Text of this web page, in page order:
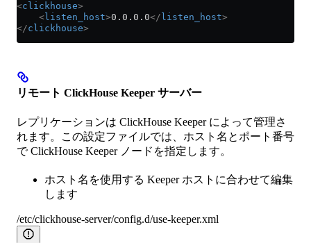
<clickhouse>
    <
listen_host>0.0.0.0</ listen_host>
</clickhouse>
リモート ClickHouse Keeper サーバー
レプリケーションは ClickHouse Keeper によって管理さ
れます。この設定ファイルでは、ホスト名とポート番号
で ClickHouse Keeper ノードを指定します。
ホスト名を使用する Keeper ホストに合わせて編集
します
/etc/clickhouse-server/config.d/use-keeper.xml